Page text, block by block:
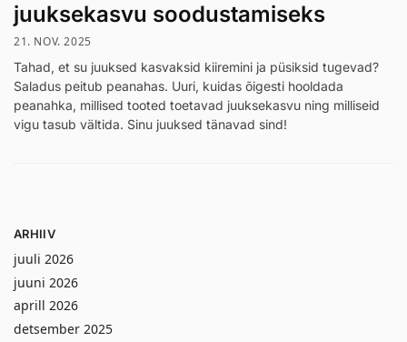
juuksekasvu soodustamiseks
21. NOV. 2025
Tahad, et su juuksed kasvaksid kiiremini ja püsiksid tugevad?
Saladus peitub peanahas. Uuri, kuidas õigesti hooldada
peanahka, millised tooted toetavad juuksekasvu ning milliseid
vigu tasub vältida. Sinu juuksed tänavad sind!
ARHIIV
juuli 2026
juuni 2026
aprill 2026
detsember 2025